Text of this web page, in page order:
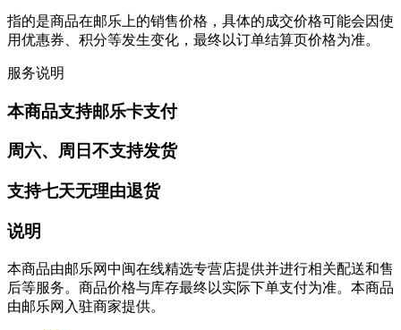
指的是商品在邮乐上的销售价格，具体的成交价格可能会因使
用优惠券、积分等发生变化，最终以订单结算页价格为准。
服务说明
本商品支持邮乐卡支付
周六、周日不支持发货
支持七天无理由退货
说明
本商品由邮乐网中闽在线精选专营店提供并进行相关配送和售
后等服务。商品价格与库存最终以实际下单支付为准。本商品
由邮乐网入驻商家提供。